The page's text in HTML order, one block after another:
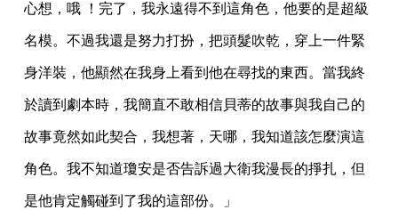
心想，哦 ！完了，我永遠得不到這角色，他要的是超級
名模。不過我還是努力打扮，把頭髮吹乾，穿上一件緊
身洋裝，他顯然在我身上看到他在尋找的東西。當我終
於讀到劇本時，我簡直不敢相信貝蒂的故事與我自己的
故事竟然如此契合，我想著，天哪，我知道該怎麼演這
角色。我不知道瓊安是否告訴過大衛我漫長的掙扎，但
是他肯定觸碰到了我的這部份。」